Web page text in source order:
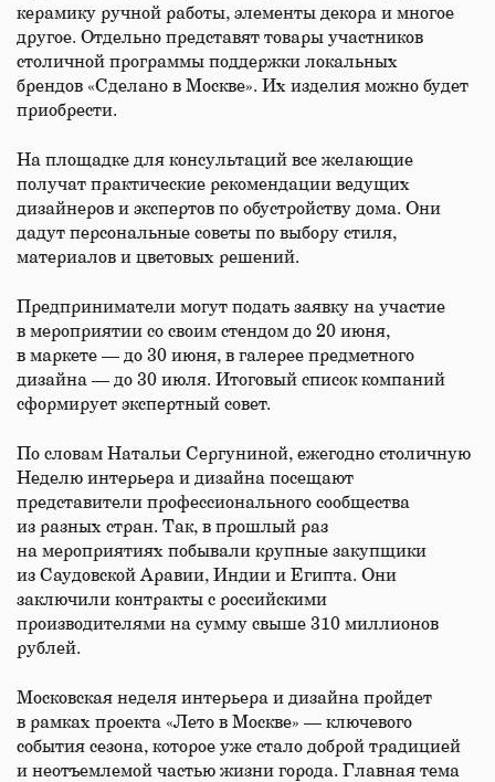
керамику ручной работы, элементы декора и многое
другое. Отдельно представят товары участников
столичной программы поддержки локальных
брендов «Сделано в Москве». Их изделия можно будет
приобрести.
На площадке для консультаций все желающие
получат практические рекомендации ведущих
дизайнеров и экспертов по обустройству дома. Они
дадут персональные советы по выбору стиля,
материалов и цветовых решений.
Предприниматели могут подать заявку на участие
в мероприятии со своим стендом до 20 июня,
в маркете — до 30 июня, в галерее предметного
дизайна — до 30 июля. Итоговый список компаний
сформирует экспертный совет.
По словам Натальи Сергуниной, ежегодно столичную
Неделю интерьера и дизайна посещают
представители профессионального сообщества
из разных стран. Так, в прошлый раз
на мероприятиях побывали крупные закупщики
из Саудовской Аравии, Индии и Египта. Они
заключили контракты с российскими
производителями на сумму свыше 310 миллионов
рублей.
Московская неделя интерьера и дизайна пройдет
в рамках проекта «Лето в Москве» — ключевого
события сезона, которое уже стало доброй традицией
и неотъемлемой частью жизни города. Главная тема